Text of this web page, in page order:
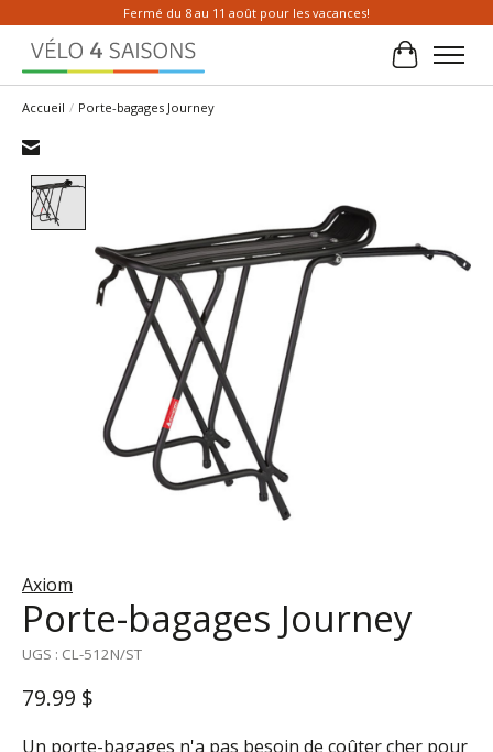
Fermé du 8 au 11 août pour les vacances!
Panier
Accueil / Porte-bagages Journey
Axiom
Porte-bagages Journey
UGS : CL-512N/ST
79.99 $
Un porte-bagages n'a pas besoin de coûter cher pour